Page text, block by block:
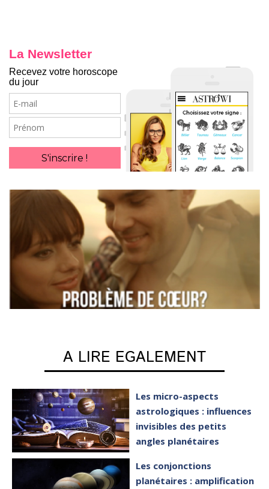
La Newsletter
Recevez votre horoscope
du jour
E-
mail
Prénom
S'inscrire !
A LIRE EGALEMENT
Les micro-aspects
astrologiques : influences
invisibles des petits
angles planétaires
Les conjonctions
planétaires : amplification